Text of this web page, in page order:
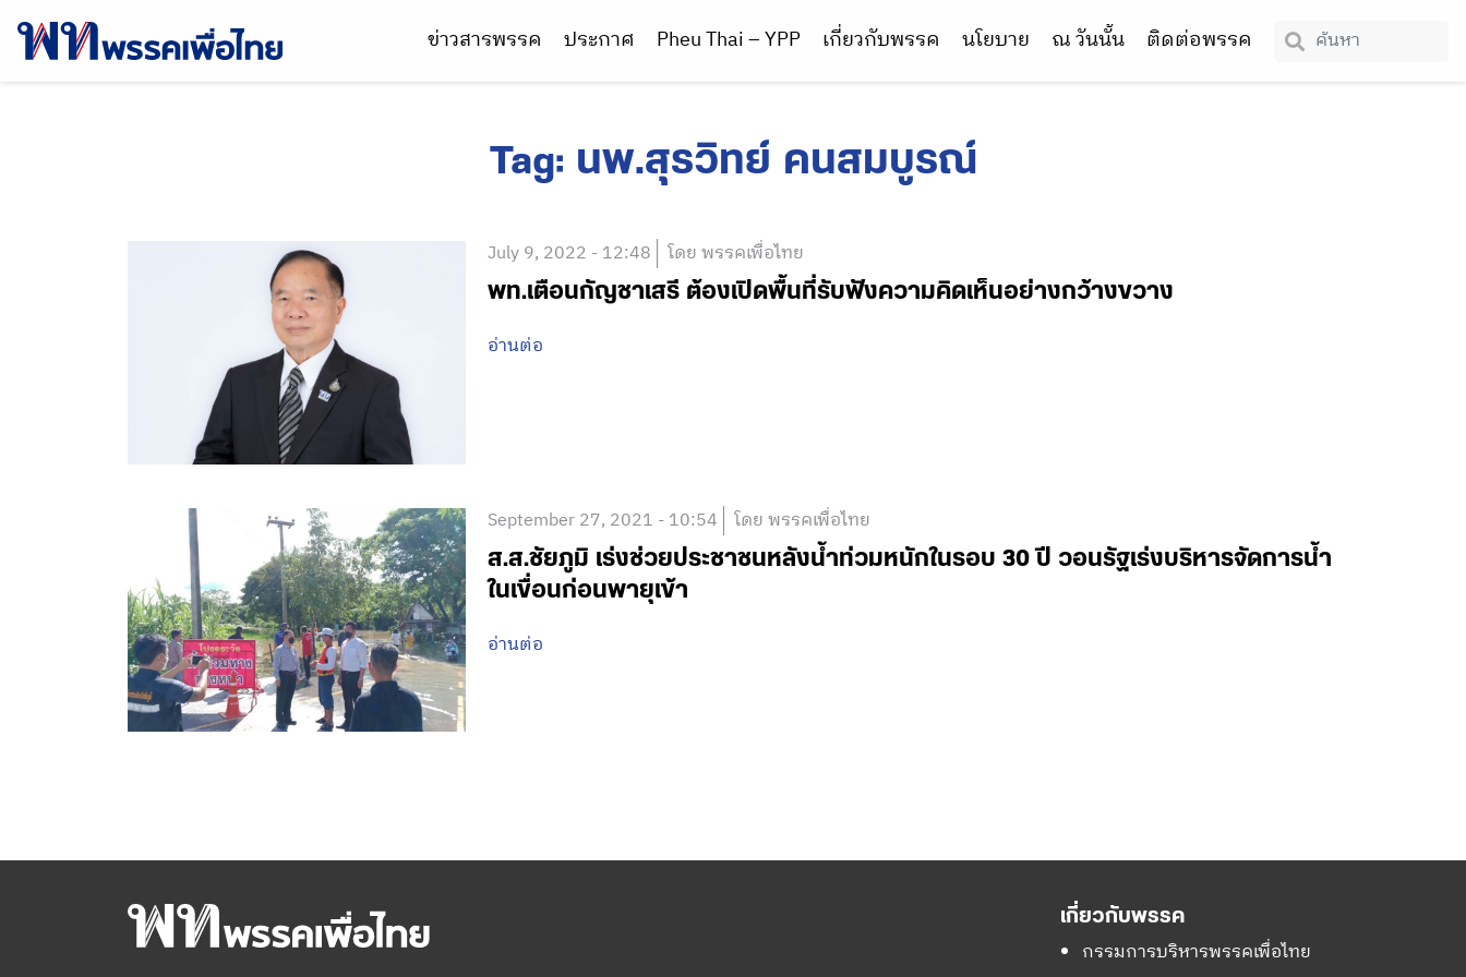
ข่าวสารพรรค ประกาศ Pheu Thai – YPP เกี่ยวกับพรรค นโยบาย ณ วันนั้น ติดต่อพรรค
Tag: นพ.สุรวิทย์ คนสมบูรณ์
July 9, 2022 - 12:48 โดย พรรคเพื่อไทย
พท.เตือนกัญชาเสรี ต้องเปิดพื้นที่รับฟังความคิดเห็นอย่างกว้างขวาง
อ่านต่อ
September 27, 2021 - 10:54 โดย พรรคเพื่อไทย
ส.ส.ชัยภูมิ เร่งช่วยประชาชนหลังน้ำท่วมหนักในรอบ 30 ปี วอนรัฐเร่งบริหารจัดการน้ำ
ในเขื่อนก่อนพายุเข้า
อ่านต่อ
เกี่ยวกับพรรค
กรรมการบริหารพรรคเพื่อไทย